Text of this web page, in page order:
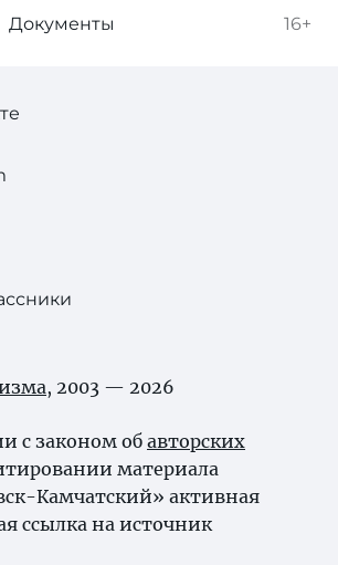
16+
Документы
, 2003 — 2026
с законом об авторских
материала
Камчатский» активная
ссылка на источник